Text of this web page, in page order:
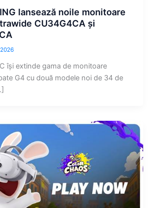
lansează noile monitoare
CU34G4CA și
își extinde gama de monitoare
G4 cu două modele noi de 34 de